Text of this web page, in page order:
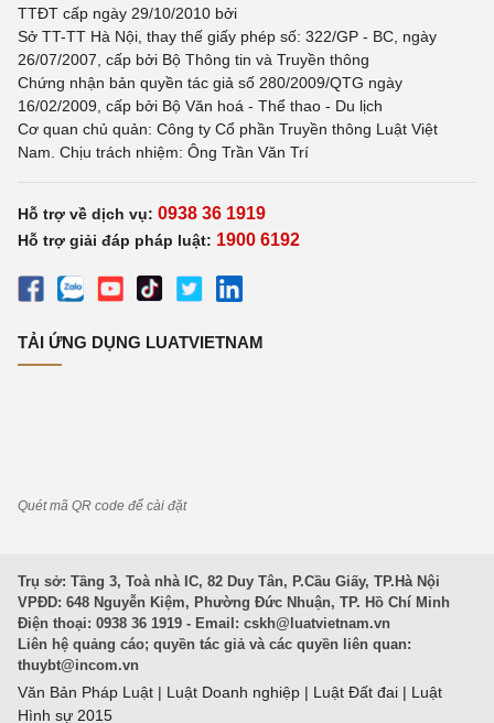
TTĐT cấp ngày 29/10/2010 bởi
Sở TT-TT Hà Nội, thay thế giấy phép số: 322/GP - BC, ngày
26/07/2007, cấp bởi Bộ Thông tin và Truyền thông
Chứng nhận bản quyền tác giả số 280/2009/QTG ngày
16/02/2009, cấp bởi Bộ Văn hoá - Thể thao - Du lịch
Cơ quan chủ quản: Công ty Cổ phần Truyền thông Luật Việt
Nam. Chịu trách nhiệm: Ông Trần Văn Trí
Hỗ trợ về dịch vụ: 0938 36 1919
Hỗ trợ giải đáp pháp luật: 1900 6192
TẢI ỨNG DỤNG LUATVIETNAM
Quét mã QR code để cài đặt
Trụ sở: Tầng 3, Toà nhà IC, 82 Duy Tân, P.Cầu Giấy, TP.Hà Nội
VPĐD: 648 Nguyễn Kiệm, Phường Đức Nhuận, TP. Hồ Chí Minh
Điện thoại: 0938 36 1919 - Email: cskh@luatvietnam.vn
Liên hệ quảng cáo; quyền tác giả và các quyền liên quan:
thuybt@incom.vn
Văn Bản Pháp Luật | Luật Doanh nghiệp | Luật Đất đai | Luật
Hình sự 2015